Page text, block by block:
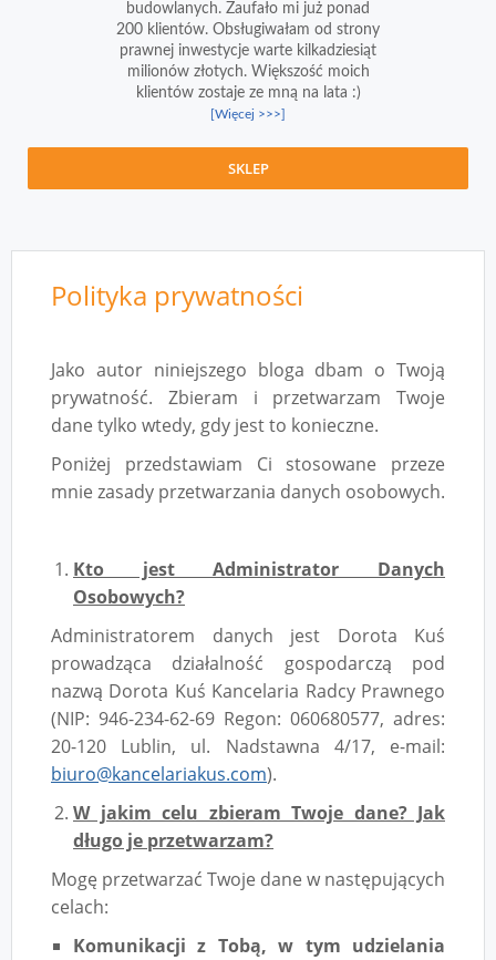
budowlanych. Zaufało mi już ponad
200 klientów. Obsługiwałam od strony
prawnej inwestycje warte kilkadziesiąt
milionów złotych. Większość moich
klientów zostaje ze mną na lata :)
[Więcej >>>]
SKLEP
Polityka prywatności
Jako autor niniejszego bloga dbam o Twoją
prywatność. Zbieram i przetwarzam Twoje
dane tylko wtedy, gdy jest to konieczne.
Poniżej przedstawiam Ci stosowane przeze
mnie zasady przetwarzania danych osobowych.
Kto jest Administrator Danych
Osobowych?
Administratorem danych jest Dorota Kuś
prowadząca działalność gospodarczą pod
nazwą Dorota Kuś Kancelaria Radcy Prawnego
(NIP: 946-234-62-69 Regon: 060680577, adres:
20-120 Lublin, ul. Nadstawna 4/17, e-mail:
biuro@kancelariakus.com).
W jakim celu zbieram Twoje dane? Jak
długo je przetwarzam?
Mogę przetwarzać Twoje dane w następujących
celach:
Komunikacji z Tobą, w tym udzielania